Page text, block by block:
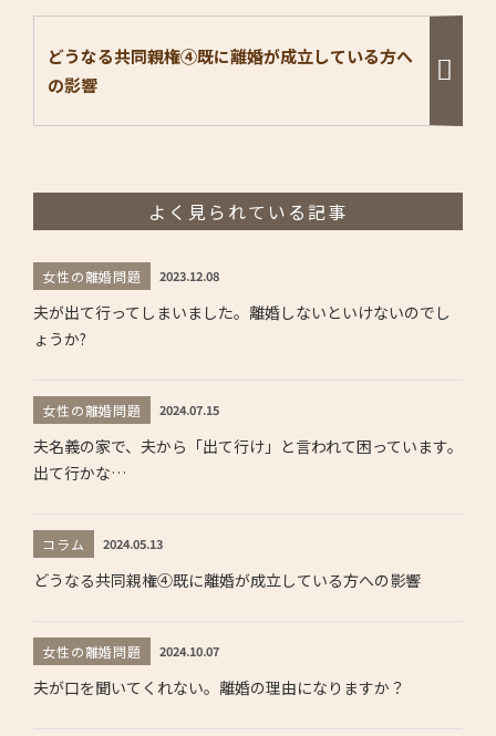
どうなる共同親権④既に離婚が成立している方へ
の影響
よく見られている記事
女性の離婚問題 2023.12.08
夫が出て行ってしまいました。離婚しないといけないのでし
ょうか?
女性の離婚問題 2024.07.15
夫名義の家で、夫から「出て行け」と言われて困っています。
出て行かな…
コラム 2024.05.13
どうなる共同親権④既に離婚が成立している方への影響
女性の離婚問題 2024.10.07
夫が口を聞いてくれない。離婚の理由になりますか？